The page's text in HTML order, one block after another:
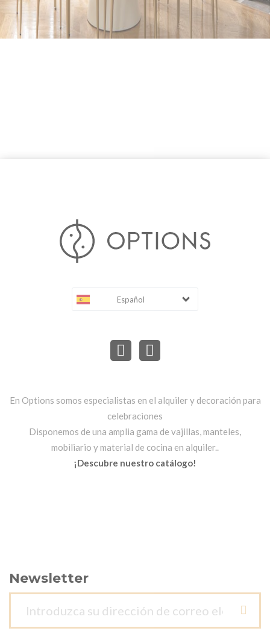
Español
En Options somos especialistas en el alquiler y decoración para
celebraciones
Disponemos de una amplia gama de vajillas, manteles,
mobiliario y material de cocina en alquiler..
¡Descubre nuestro catálogo!
Newsletter